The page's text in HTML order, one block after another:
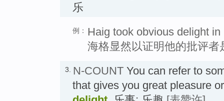
乐
例： Haig took obvious delight
海格显然以证明他的批评者
3. N-COUNT You can refer to
that gives you great pleasure